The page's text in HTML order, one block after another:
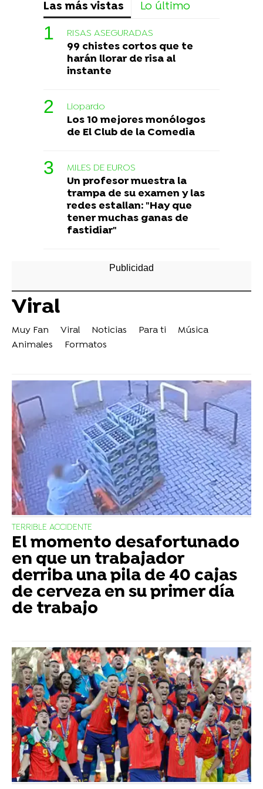
Las más vistas Lo último
RISAS ASEGURADAS
99 chistes cortos que te
harán llorar de risa al
instante
Liopardo
Los 10 mejores monólogos
de El Club de la Comedia
MILES DE EUROS
Un profesor muestra la
trampa de su examen y las
redes estallan: "Hay que
tener muchas ganas de
fastidiar"
Viral
Muy Fan Viral Noticias Para ti
Música
Animales
Formatos
TERRIBLE ACCIDENTE
El momento desafortunado
en que un trabajador
derriba una pila de 40 cajas
de cerveza en su primer día
de trabajo